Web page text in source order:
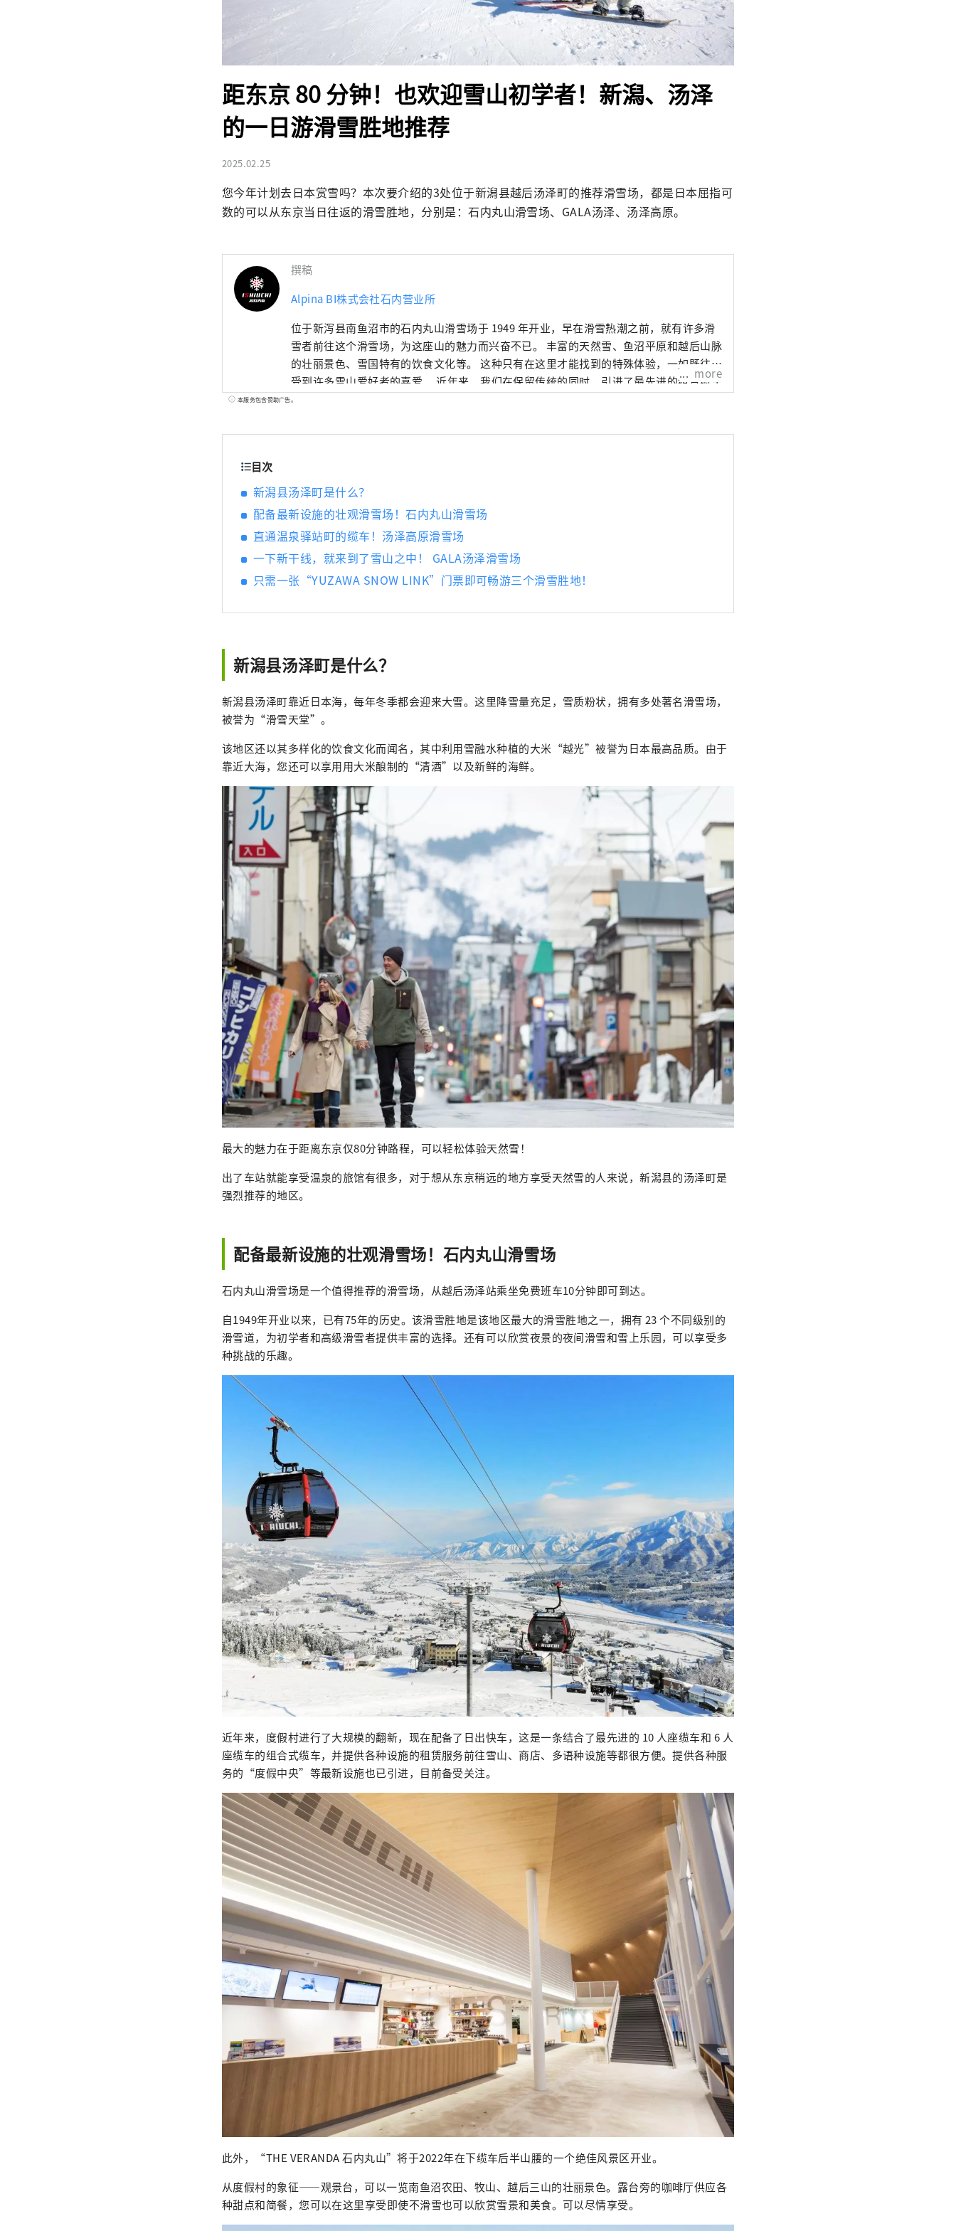
距东京 80 分钟！也欢迎雪山初学者！新潟、汤泽
的一日游滑雪胜地推荐
2025.02.25
您今年计划去日本赏雪吗？本次要介绍的3处位于新潟县越后汤泽町的推荐滑雪场，都是日本屈指可
数的可以从东京当日往返的滑雪胜地，分别是：石内丸山滑雪场、GALA汤泽、汤泽高原。
撰稿
Alpina BI株式会社石内营业所
位于新泻县南鱼沼市的石内丸山滑雪场于 1949 年开业，早在滑雪热潮之前，就有许多滑
雪者前往这个滑雪场，为这座山的魅力而兴奋不已。 丰富的天然雪、鱼沼平原和越后山脉
的壮丽景色、雪国特有的饮食文化等。 这种只有在这里才能找到的特殊体验，一如既往地
受到许多雪山爱好者的喜爱。 近年来，我们在保留传统的同时，引进了最先进的组合缆车
“Sunrise Express”等设备，即使是初学者也能安心地游览雪山。 我们提供结合传统与
全年开放的户外度假村，名为 The Veranda Ishiuchi Maruyama。 在美丽的风景和丰富
more
本服务包含赞助广告。
目次
新潟县汤泽町是什么？
配备最新设施的壮观滑雪场！石内丸山滑雪场
直通温泉驿站町的缆车！汤泽高原滑雪场
一下新干线，就来到了雪山之中！ GALA汤泽滑雪场
只需一张“YUZAWA SNOW LINK”门票即可畅游三个滑雪胜地！
新潟县汤泽町是什么？
新潟县汤泽町靠近日本海，每年冬季都会迎来大雪。这里降雪量充足，雪质粉状，拥有多处著名滑雪场，
被誉为“滑雪天堂”。
该地区还以其多样化的饮食文化而闻名，其中利用雪融水种植的大米“越光”被誉为日本最高品质。由于
靠近大海，您还可以享用用大米酿制的“清酒”以及新鲜的海鲜。
最大的魅力在于距离东京仅80分钟路程，可以轻松体验天然雪！
出了车站就能享受温泉的旅馆有很多，对于想从东京稍远的地方享受天然雪的人来说，新潟县的汤泽町是
强烈推荐的地区。
配备最新设施的壮观滑雪场！石内丸山滑雪场
石内丸山滑雪场是一个值得推荐的滑雪场，从越后汤泽站乘坐免费班车10分钟即可到达。
自1949年开业以来，已有75年的历史。该滑雪胜地是该地区最大的滑雪胜地之一，拥有 23 个不同级别的
滑雪道，为初学者和高级滑雪者提供丰富的选择。还有可以欣赏夜景的夜间滑雪和雪上乐园，可以享受多
种挑战的乐趣。
近年来，度假村进行了大规模的翻新，现在配备了日出快车，这是一条结合了最先进的 10 人座缆车和 6 人
座缆车的组合式缆车，并提供各种设施的租赁服务前往雪山、商店、多语种设施等都很方便。提供各种服
务的“度假中央”等最新设施也已引进，目前备受关注。
此外，“THE VERANDA 石内丸山”将于2022年在下缆车后半山腰的一个绝佳风景区开业。
从度假村的象征——观景台，可以一览南鱼沼农田、牧山、越后三山的壮丽景色。露台旁的咖啡厅供应各
种甜点和简餐，您可以在这里享受即使不滑雪也可以欣赏雪景和美食。可以尽情享受。